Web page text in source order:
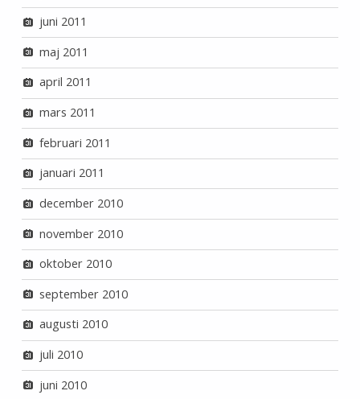
juni 2011
maj 2011
april 2011
mars 2011
februari 2011
januari 2011
december 2010
november 2010
oktober 2010
september 2010
augusti 2010
juli 2010
juni 2010